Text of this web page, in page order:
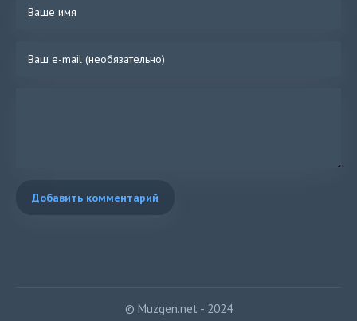
Добавить комментарий
© Muzgen.net - 2024